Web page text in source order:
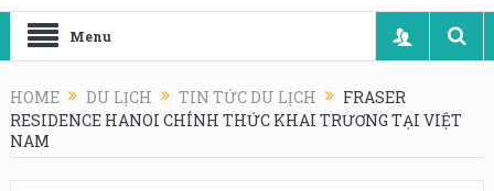
Menu
HOME DU LỊCH TIN TỨC DU LỊCH
FRASER
RESIDENCE HANOI CHÍNH THỨC KHAI TRƯƠNG TẠI VIỆT
NAM